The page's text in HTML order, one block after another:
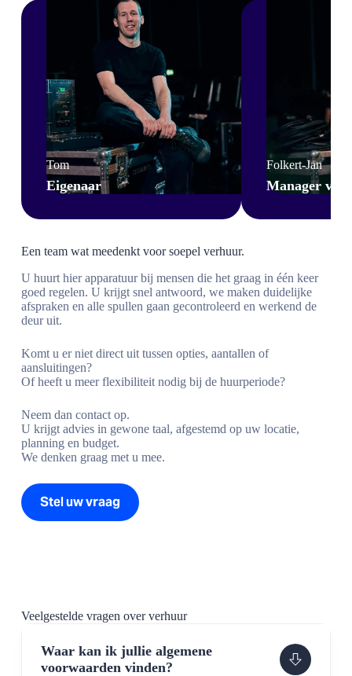
Tom
Eigenaar
Folkert-Jan
Manager van
Een team wat meedenkt voor soepel verhuur.
U huurt hier apparatuur bij mensen die het graag in één keer
goed regelen. U krijgt snel antwoord, we maken duidelijke
afspraken en alle spullen gaan gecontroleerd en werkend de
deur uit.
Komt u er niet direct uit tussen opties, aantallen of
aansluitingen?
Of heeft u meer flexibiliteit nodig bij de huurperiode?
Neem dan contact op.
U krijgt advies in gewone taal, afgestemd op uw locatie,
planning en budget.
We denken graag met u mee.
Stel uw vraag
Veelgestelde vragen over verhuur
Waar kan ik jullie algemene
voorwaarden vinden?